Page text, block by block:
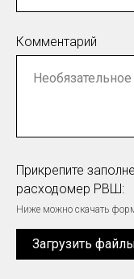
Комментарий
Прикрепите
расходомер РВШ:
Ниже можно скачать
Загрузить